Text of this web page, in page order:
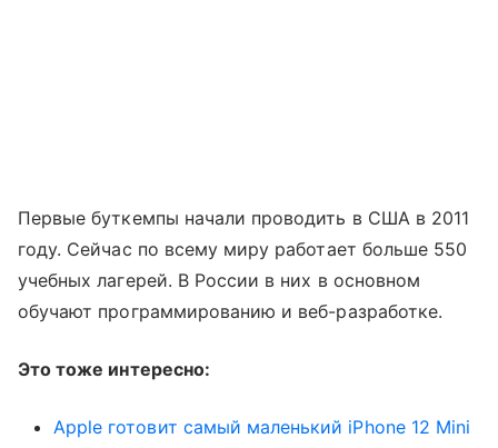
Первые буткемпы начали проводить в США в 2011
году. Сейчас по всему миру работает больше 550
учебных лагерей. В России в них в основном
обучают программированию и веб-разработке.
Это тоже интересно:
Apple готовит самый маленький iPhone 12 Mini